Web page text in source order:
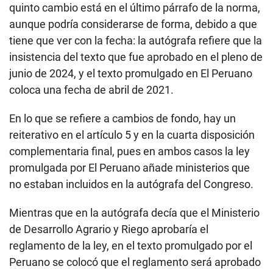
quinto cambio está en el último párrafo de la norma,
aunque podría considerarse de forma, debido a que
tiene que ver con la fecha: la autógrafa refiere que la
insistencia del texto que fue aprobado en el pleno de
junio de 2024, y el texto promulgado en El Peruano
coloca una fecha de abril de 2021.
En lo que se refiere a cambios de fondo, hay un
reiterativo en el artículo 5 y en la cuarta disposición
complementaria final, pues en ambos casos la ley
promulgada por El Peruano añade ministerios que
no estaban incluidos en la autógrafa del Congreso.
Mientras que en la autógrafa decía que el Ministerio
de Desarrollo Agrario y Riego aprobaría el
reglamento de la ley, en el texto promulgado por el
Peruano se colocó que el reglamento será aprobado